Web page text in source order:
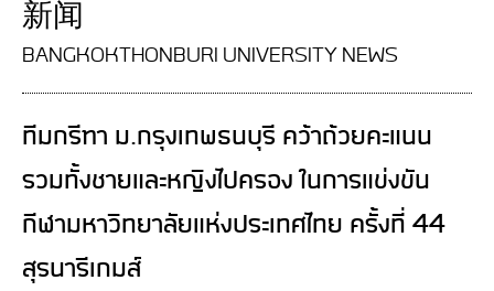
新闻
BANGKOKTHONBURI UNIVERSITY NEWS
ทีมกรีฑา ม.กรุงเทพธนบุรี คว้าถ้วยคะแนน
รวมทั้งชายและหญิงไปครอง ในการแข่งขัน
กีฬามหาวิทยาลัยแหงประเทศไทย ครั้งที่ 44
สุรนารีเกมส์